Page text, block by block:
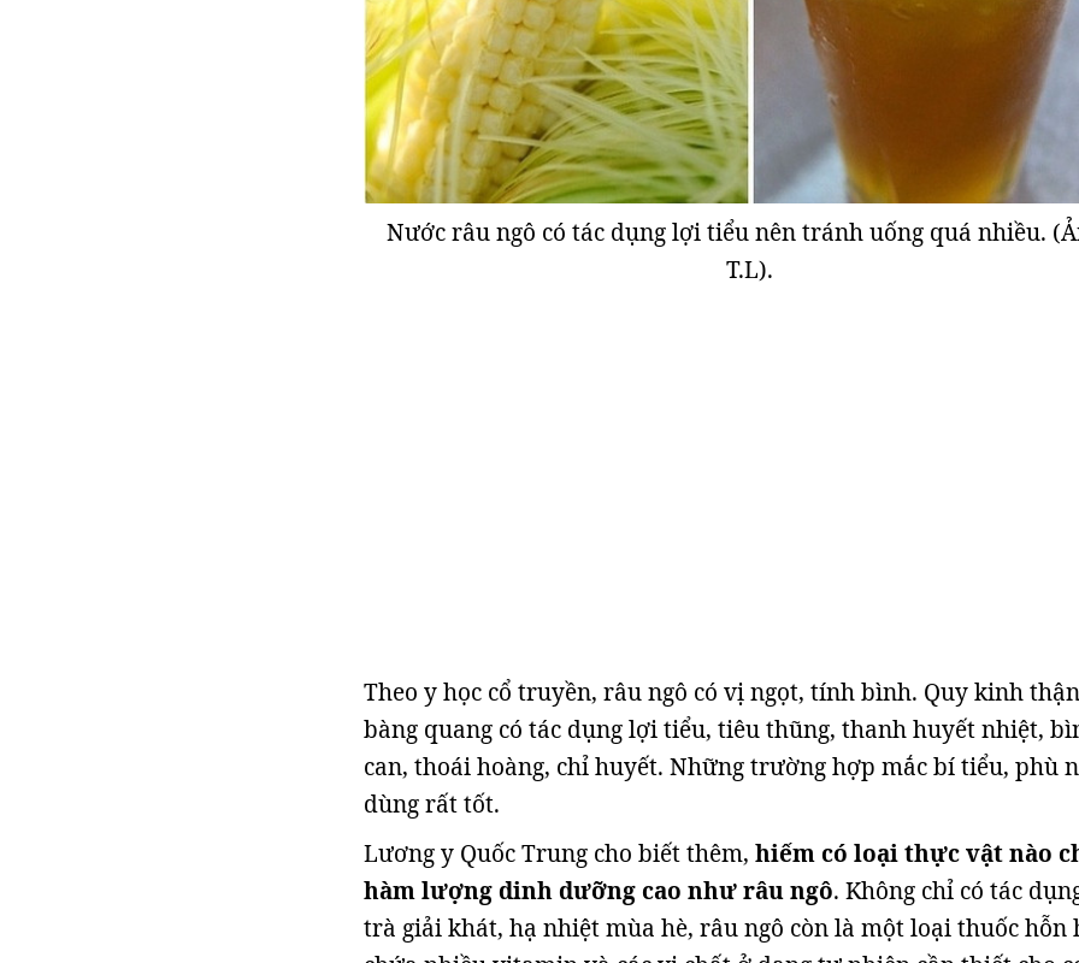
Nước râu ngô có tác dụng lợi tiểu nên tránh uống quá nhiều.
T.L).
Theo y học cổ truyền, râu ngô có vị ngọt, tính bình. Quy kinh
bàng quang có tác dụng lợi tiểu, tiêu thũng, thanh huyết nhiệt,
can, thoái hoàng, chỉ huyết. Những trường hợp mắc bí tiểu, phù
dùng rất tốt.
Lương y Quốc Trung cho biết thêm, hiếm có loại thực vật nào
hàm lượng dinh dưỡng cao như râu ngô. Không chỉ có tác
trà giải khát, hạ nhiệt mùa hè, râu ngô còn là một loại thuốc hỗn